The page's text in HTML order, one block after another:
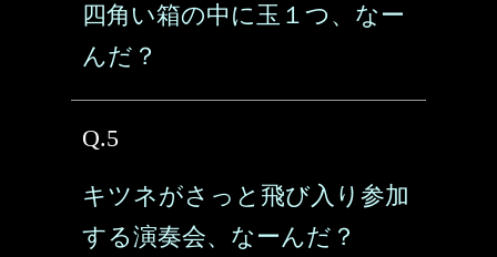
四角い箱の中に玉１つ、なー
んだ？
Q.5
キツネがさっと飛び入り参加
する演奏会、なーんだ？